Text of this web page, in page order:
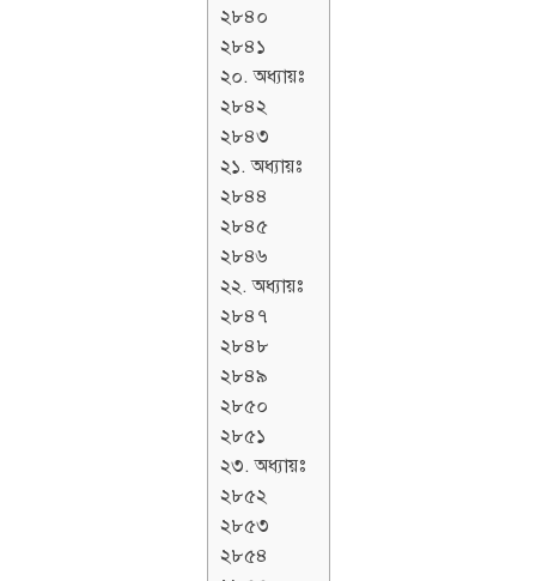
২৮৪০
২৮৪১
২০. অধ্যায়ঃ
২৮৪২
২৮৪৩
২১. অধ্যায়ঃ
২৮৪৪
২৮৪৫
২৮৪৬
২২. অধ্যায়ঃ
২৮৪৭
২৮৪৮
২৮৪৯
২৮৫০
২৮৫১
২৩. অধ্যায়ঃ
২৮৫২
২৮৫৩
২৮৫৪